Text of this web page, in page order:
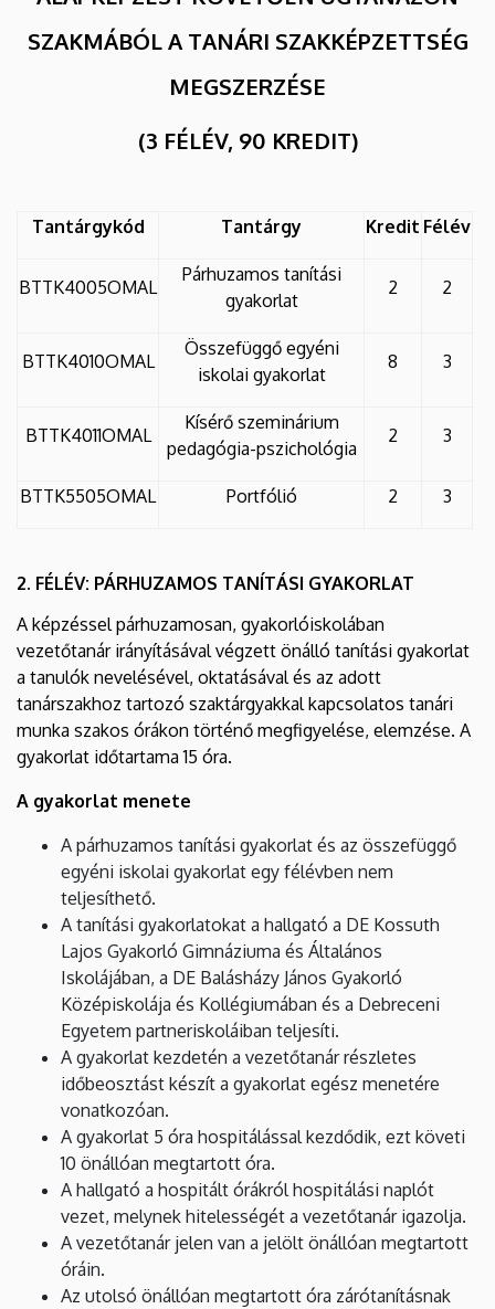
SZAKMÁBÓL A TANÁRI SZAKKÉPZETTSÉG
MEGSZERZÉSE
(3 FÉLÉV, 90 KREDIT)
Tantárgykód Tantárgy Kredit Félév
BTTK4005OMAL
Párhuzamos tanítási
gyakorlat
2 2
BTTK4010OMAL
Összefüggő egyéni
iskolai gyakorlat
8 3
BTTK4011OMAL
Kísérő szeminárium
pedagógia-pszichológia
2 3
BTTK5505OMAL Portfólió 2 3
2. FÉLÉV: PÁRHUZAMOS TANÍTÁSI GYAKORLAT
A képzéssel párhuzamosan, gyakorlóiskolában
vezetőtanár irányításával végzett önálló tanítási gyakorlat
a tanulók nevelésével, oktatásával és az adott
tanárszakhoz tartozó szaktárgyakkal kapcsolatos tanári
munka szakos órákon történő megfigyelése, elemzése. A
gyakorlat időtartama 15 óra.
A gyakorlat menete
A párhuzamos tanítási gyakorlat és az összefüggő
egyéni iskolai gyakorlat egy félévben nem
teljesíthető.
A tanítási gyakorlatokat a hallgató a DE Kossuth
Lajos Gyakorló Gimnáziuma és Általános
Iskolájában, a DE Balásházy János Gyakorló
Középiskolája és Kollégiumában és a Debreceni
Egyetem partneriskoláiban teljesíti.
A gyakorlat kezdetén a vezetőtanár részletes
időbeosztást készít a gyakorlat egész menetére
vonatkozóan.
A gyakorlat 5 óra hospitálással kezdődik, ezt követi
10 önállóan megtartott óra.
A hallgató a hospitált órákról hospitálási naplót
vezet, melynek hitelességét a vezetőtanár igazolja.
A vezetőtanár jelen van a jelölt önállóan megtartott
óráin.
Az utolsó önállóan megtartott óra zárótanításnak